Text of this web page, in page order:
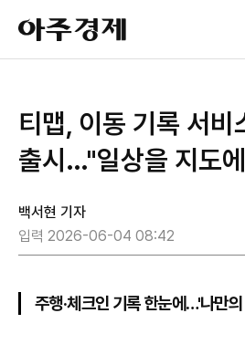
아
주
경
티맵, 이동 기록 서비
출시…"일상을 지도
백서현 기자
입력 2026-06-04 08:42
주행·체크인 기록 한눈에…'나만